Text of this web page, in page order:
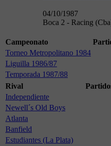
04/10/1987
Boca 2 - Racing
Campeonato
Torneo Metropolitano 1984
Liguilla 1986/87
Temporada 1987/88
Rival
Independiente
Newell´s Old Boys
Atlanta
Banfield
Estudiantes (La Plata)